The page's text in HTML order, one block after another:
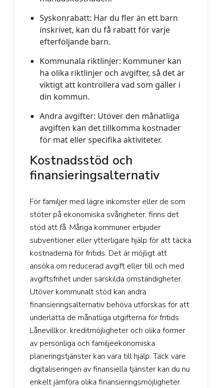
Syskonrabatt: Har du fler än ett barn
inskrivet, kan du få rabatt för varje
efterföljande barn.
Kommunala riktlinjer: Kommuner kan
ha olika riktlinjer och avgifter, så det är
viktigt att kontrollera vad som gäller i
din kommun.
Andra avgifter: Utöver den månatliga
avgiften kan det tillkomma kostnader
för mat eller specifika aktiviteter.
Kostnadsstöd och
finansieringsalternativ
För familjer med lägre inkomster eller de som
stöter på ekonomiska svårigheter, finns det
stöd att få. Många kommuner erbjuder
subventioner eller ytterligare hjälp för att täcka
kostnaderna för fritids. Det är möjligt att
ansöka om reducerad avgift eller till och med
avgiftsfrihet under särskilda omständigheter.
Utöver kommunalt stöd kan andra
finansieringsalternativ behöva utforskas för att
underlätta de månatliga utgifterna för fritids.
Lånevillkor, kreditmöjligheter och olika former
av personliga och familjeekonomiska
planeringstjänster kan vara till hjälp. Tack vare
digitaliseringen av finansiella tjänster kan du nu
enkelt jämföra olika finansieringsmöjligheter